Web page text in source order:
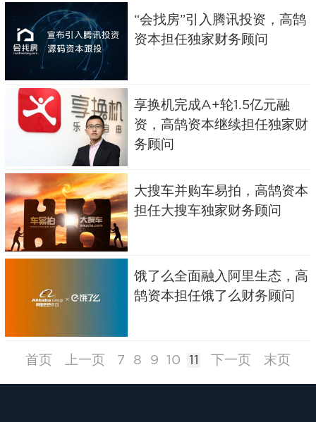
“会找房”引入腾讯投资，高鹄
资本担任独家财务顾问
享换机完成A+轮1.5亿元融
资，高鹄资本继续担任独家财
务顾问
大搜车并购车易拍，高鹄资本
担任大搜车独家财务顾问
饿了么全面融入阿里生态，高
鹄资本担任饿了么财务顾问
首页 上一页 7 8 9 10 11 下一页 末页